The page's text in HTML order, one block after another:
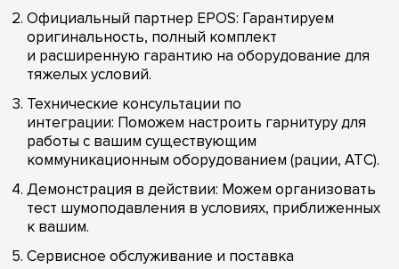
Официальный партнер EPOS: Гарантируем
оригинальность, полный комплект
и расширенную гарантию на оборудование для
тяжелых условий.
Технические консультации по
интеграции: Поможем настроить гарнитуру для
работы с вашим существующим
коммуникационным оборудованием (рации, АТС).
Демонстрация в действии: Можем организовать
тест шумоподавления в условиях, приближенных
к вашим.
Сервисное обслуживание и поставка